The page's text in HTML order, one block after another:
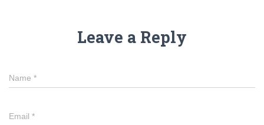
Leave a Reply
Name *
Email *